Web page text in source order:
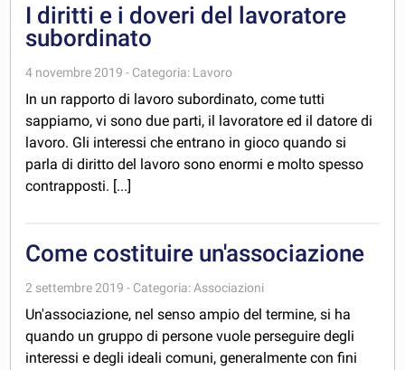
I diritti e i doveri del lavoratore
subordinato
4 novembre 2019 - Categoria: Lavoro
In un rapporto di lavoro subordinato, come tutti
sappiamo, vi sono due parti, il lavoratore ed il datore di
lavoro. Gli interessi che entrano in gioco quando si
parla di diritto del lavoro sono enormi e molto spesso
contrapposti. [...]
Come costituire un'associazione
2 settembre 2019 - Categoria: Associazioni
Un'associazione, nel senso ampio del termine, si ha
quando un gruppo di persone vuole perseguire degli
interessi e degli ideali comuni, generalmente con fini